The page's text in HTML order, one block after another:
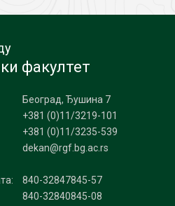
факултет
Београд, Ђушина 7
+381 (0)11/3219-101
+381 (0)11/3235-539
dekan@rgf.bg.ac.rs
840-32847845-57
840-32840845-08